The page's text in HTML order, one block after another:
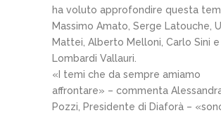
ha voluto approfondire questa
Massimo Amato, Serge Latouche,
Mattei, Alberto Melloni, Carlo Sini e
Lombardi Vallauri.
«I temi che da sempre amiamo
affrontare» – commenta
Pozzi, Presidente di Diaforà –